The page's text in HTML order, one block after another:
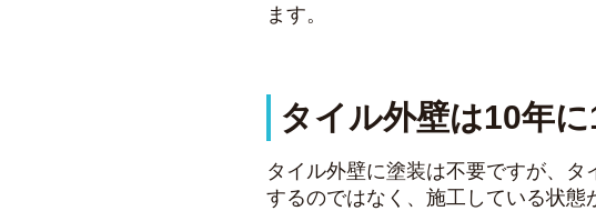
ます。
タイル外壁は10年
タイル外壁に塗装は不要ですが、
するのではなく、施工している状態